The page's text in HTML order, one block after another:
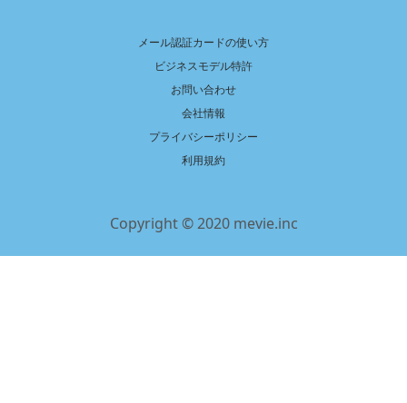
メール認証カードの使い方
ビジネスモデル特許
お問い合わせ
会社情報
プライバシーポリシー
利用規約
Copyright © 2020 mevie.inc